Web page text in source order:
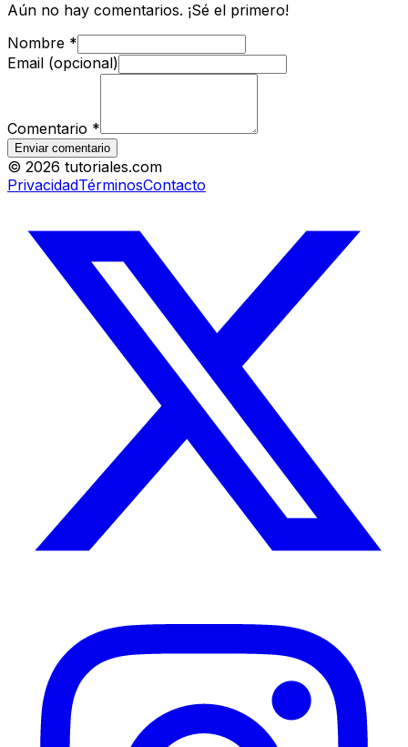
Aún no hay comentarios. ¡Sé el primero!
Nombre *
Email (opcional)
Comentario *
Enviar comentario
© 2026 tutoriales.com
PrivacidadTérminosContacto